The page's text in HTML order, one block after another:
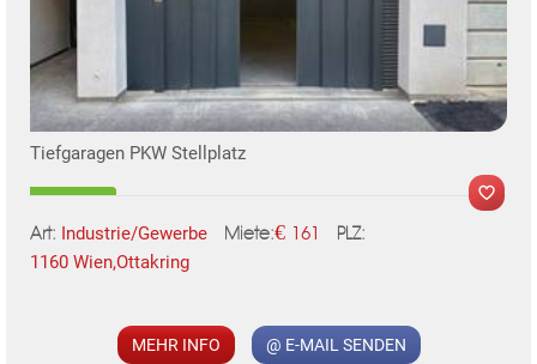
Tiefgaragen PKW Stellplatz
Art: Industrie/Gewerbe Miete:€ 161 PLZ:
1160 Wien,Ottakring
MEHR INFO @ E-MAIL SENDEN